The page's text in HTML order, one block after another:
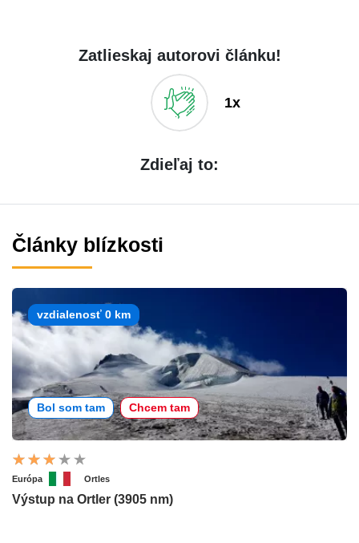
Zatlieskaj autorovi článku!
1x
Zdieľaj to:
Články blízkosti
vzdialenosť 0 km
Bol som tam Chcem tam
Európa Ortles
Výstup na Ortler (3905 nm)